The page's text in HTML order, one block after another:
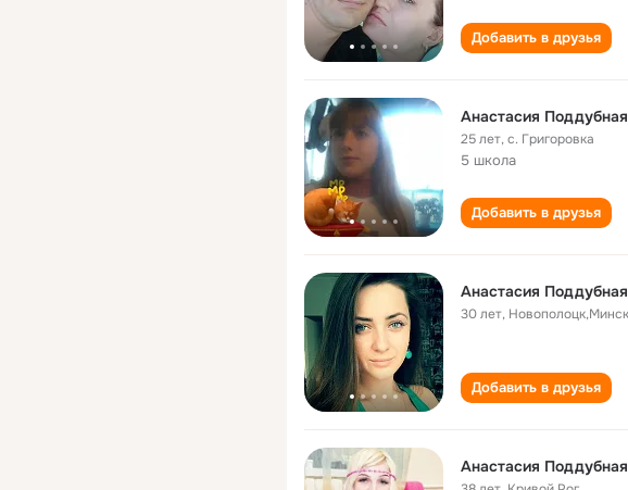
Добавить в друзья
Анастасия Поддубная
25 лет,с. Григоровка
5 школа
Добавить в друзья
Анастасия Поддубная
30 лет, Новополоцк,Минск
Добавить в друзья
Анастасия Поддубная